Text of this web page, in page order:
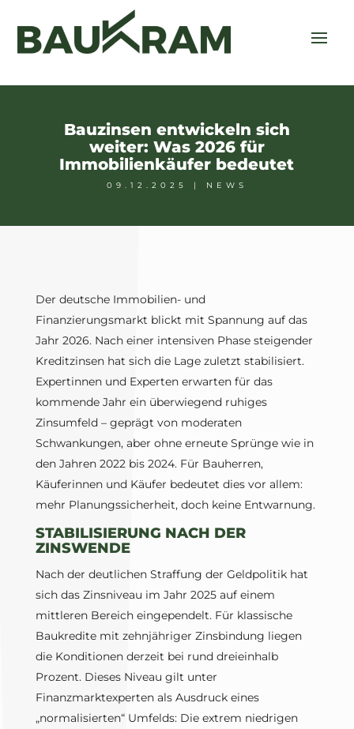
Bauzinsen entwickeln sich
weiter: Was 2026 für
Immobilienkäufer bedeutet
09.12.2025 | NEWS
Der deutsche Immobilien- und
Finanzierungsmarkt blickt mit Spannung auf das
Jahr 2026. Nach einer intensiven Phase steigender
Kreditzinsen hat sich die Lage zuletzt stabilisiert.
Expertinnen und Experten erwarten für das
kommende Jahr ein überwiegend ruhiges
Zinsumfeld – geprägt von moderaten
Schwankungen, aber ohne erneute Sprünge wie in
den Jahren 2022 bis 2024. Für Bauherren,
Käuferinnen und Käufer bedeutet dies vor allem:
mehr Planungssicherheit, doch keine Entwarnung.
STABILISIERUNG NACH DER
ZINSWENDE
Nach der deutlichen Straffung der Geldpolitik hat
sich das Zinsniveau im Jahr 2025 auf einem
mittleren Bereich eingependelt. Für klassische
Baukredite mit zehnjähriger Zinsbindung liegen
die Konditionen derzeit bei rund dreieinhalb
Prozent. Dieses Niveau gilt unter
Finanzmarktexperten als Ausdruck eines
„normalisierten“ Umfelds: Die extrem niedrigen